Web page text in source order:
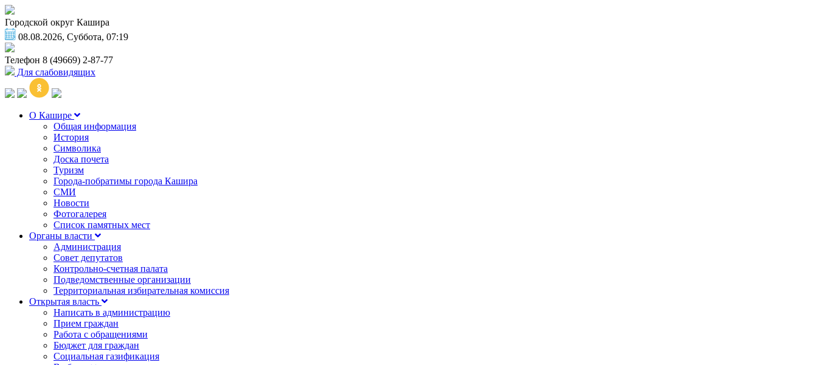
Городской округ Кашира
08.08.2026, Суббота, 07:19
Телефон 8 (49669) 2-87-77
Для слабовидящих
О Кашире
Общая информация
История
Символика
Доска почета
Туризм
Города-побратимы города Кашира
СМИ
Новости
Фотогалерея
Список памятных мест
Органы власти
Администрация
Совет депутатов
Контрольно-счетная палата
Подведомственные организации
Территориальная избирательная комиссия
Открытая власть
Написать в администрацию
Прием граждан
Работа с обращениями
Бюджет для граждан
Социальная газификация